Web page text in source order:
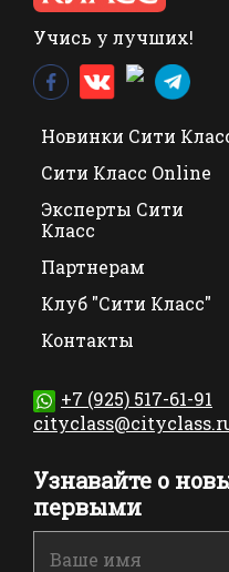
Учись у лучших!
Новинки Сити
Сити Класс Online
Эксперты Сити
Класс
Партнерам
Клуб "Сити Класс"
Контакты
+7 (925) 517-61-91
Узнавайте о
первыми